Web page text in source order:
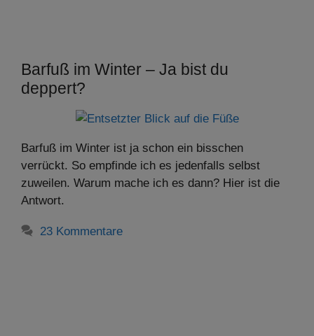
Barfuß im Winter – Ja bist du
deppert?
Barfuß im Winter ist ja schon ein bisschen
verrückt. So empfinde ich es jedenfalls selbst
zuweilen. Warum mache ich es dann? Hier ist die
Antwort.
23 Kommentare